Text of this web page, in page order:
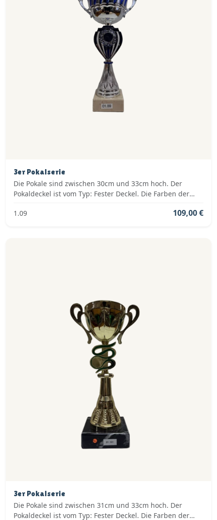
3er Pokalserie
Die Pokale sind zwischen 30cm und 33cm hoch. Der
Pokaldeckel ist vom Typ: Fester Deckel. Die Farben der
1.09
109,00 €
3er Pokalserie
Die Pokale sind zwischen 31cm und 33cm hoch. Der
Pokaldeckel ist vom Typ: Fester Deckel. Die Farben der